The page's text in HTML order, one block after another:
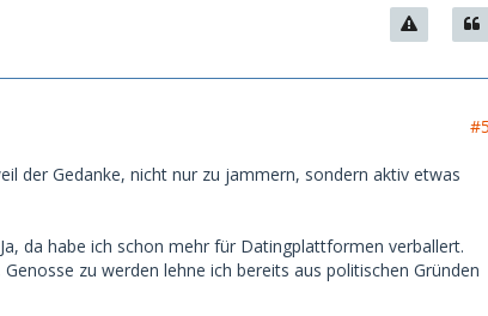
#5
der Gedanke, nicht nur zu jammern, sondern aktiv etwas
da habe ich schon mehr für Datingplattformen verballert.
zu werden lehne ich bereits aus politischen Gründen